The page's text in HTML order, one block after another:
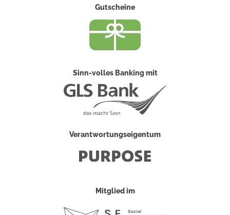
Gutscheine
Sinn-volles Banking mit
Verantwortungseigentum
Mitglied im